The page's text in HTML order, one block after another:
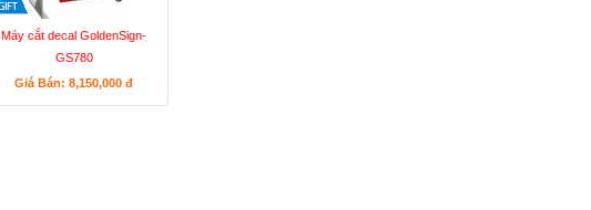
Máy cắt decal GoldenSign-
GS780
Giá Bán: 8,150,000đ